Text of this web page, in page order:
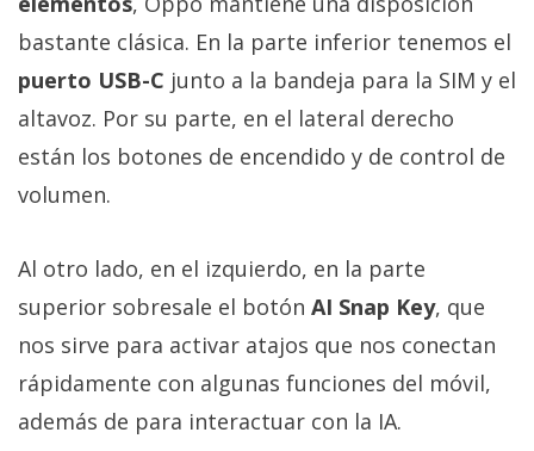
bastante clásica. En la parte inferior tenemos el
puerto USB-C junto a la bandeja para la SIM y el
altavoz. Por su parte, en el lateral derecho
están los botones de encendido y de control de
volumen.
Al otro lado, en el izquierdo, en la parte
superior sobresale el botón AI Snap Key, que
nos sirve para activar atajos que nos conectan
rápidamente con algunas funciones del móvil,
además de para interactuar con la IA.